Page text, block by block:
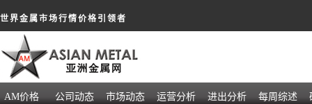
世界金属市场行情价格引领者
AM价格 公司动态 市场动态 运营分析 进出分析 每周综述